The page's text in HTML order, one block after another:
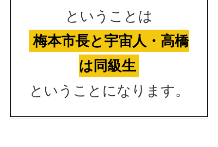
ということは
梅本市長と宇宙人・高橋
は同級生
ということになります。